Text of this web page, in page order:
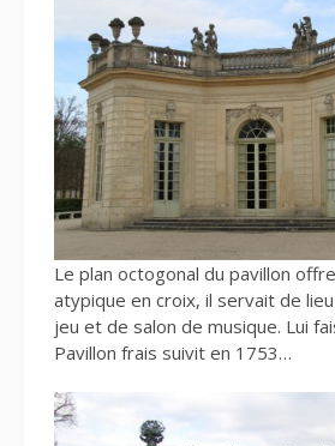
Le plan octogonal du pavillon
atypique en croix, il servait de
jeu et de salon de musique. Lui
Pavillon frais suivit en 1753…